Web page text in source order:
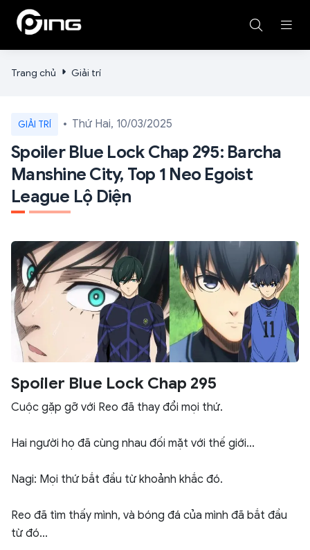
Trang chủ Giải trí
GIẢI TRÍ Thứ Hai, 10/03/2025
Spoiler Blue Lock Chap 295: Barcha
Manshine City, Top 1 Neo Egoist
League Lộ Diện
Spoiler Blue Lock Chap 295
Cuộc gặp gỡ với Reo đã thay đổi mọi thứ.
Hai người họ đã cùng nhau đối mặt với thế giới...
Nagi: Mọi thứ bắt đầu từ khoảnh khắc đó.
Reo đã tìm thấy mình, và bóng đá của mình đã bắt đầu
từ đó...